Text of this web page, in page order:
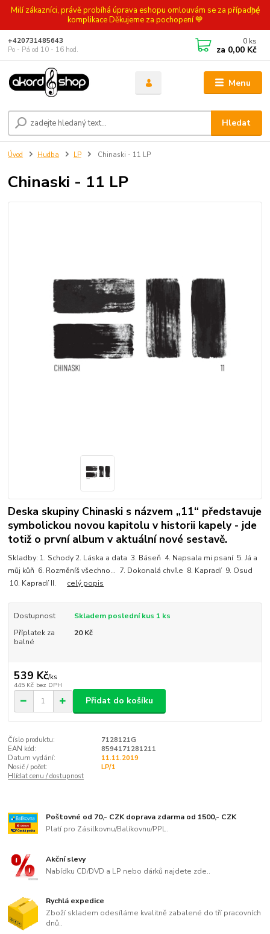
Milí zákazníci, právě probíhá úprava eshopu omlouvám se za případné
komplikace Děkujeme za pochopení 💙
Menu
Hledat
+420731485643
Po - Pá od 10 - 16 hod.
0 ks
za 0,00 Kč
Úvod Hudba LP Chinaski - 11 LP
Chinaski - 11 LP
Deska skupiny Chinaski s názvem „11“ představuje
symbolickou novou kapitolu v historii kapely - jde
totiž o první album v aktuální nové sestavě.
Skladby: 1. Schody 2. Láska a data 3. Báseň 4. Napsala mi psaní 5. Já a
můj kůň 6. Rozměníš všechno… 7. Dokonalá chvíle 8. Kapradí 9. Osud
10. Kapradí II. celý popis
Dostupnost
Skladem poslední kus 1 ks
Příplatek za
balné
20 Kč
539 Kč/ks
445 Kč bez DPH
Přidat do košíku
Číslo produktu:
7128121G
EAN kód:
8594171281211
Datum vydání:
11.11.2019
Nosič / počet:
LP/1
Hlídat cenu / dostupnost
Poštovné od 70,- CZK doprava zdarma od 1500,- CZK
Platí pro Zásilkovnu/Balíkovnu/PPL.
Akční slevy
Nabídku CD/DVD a LP nebo dárků najdete zde..
Rychlá expedice
Zboží skladem odesíláme kvalitně zabalené do tří pracovních
dnů..